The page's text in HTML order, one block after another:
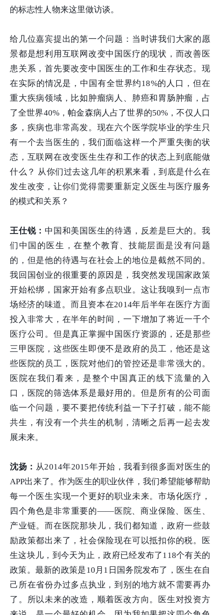
的标志性人物来这里做访谈。
给几位嘉宾提出的第一个问题：当时讲我们大家的愿
景都是想利用互联网改变中国医疗的现状，而改善医
患关系，首先要改变中国医生的工作和生存状态。现
在实际的情况是，中国有全世界约18%的人口，但在
重大疾病领域，比如肿瘤病人、肺癌和胃肠肿瘤，占
了全世界40%，帕金森病人占了世界的50%，不仅人口
多，疾病也非常高发。现在六个医学院毕业的学生只
有一个去当医生的，我们面临这样一个严重失衡的状
态，互联网在改变医生生存和工作的状态上到底能做
什么？ 从你们过去这几年的积累来看，到底是什么在
发生改变，让你们觉得需要重新定义医生与医疗服务
的模式和关系？
王仕锐： 中国和美国医生的待遇，反差是巨大的。我
们中国的医生，在整个教育、技能层面是没有问题
的，但是他的待遇与在社会上的地位是截然不同的。
我回国创业的很重要的原因是，我突然发现国家政策
开始松绑，国家开始有多点职业。这让我嗅到一点市
场经济的味道。而且资本在2014年后半年在医疗方面
投入非常大，在半年的时间，一下增加了将近一千个
医疗公司。但是真正掌握中国医疗资源的，还是那些
三甲医院，这些医生即便不是政府的员工，他还是这
些医院的员工，医院对他们的管控还是非常强大的。
医院在我们看来，是整个中国真正的线下流量的入
口，医院的筛选体系是最好用的。但是所有的公司面
临一个问题，要不要把传统利益一下子打破，能不能
共生，有没有一个共生的机制，清晰之后再一起去发
展未来。
沈扬： 从2014年2015年开始，我看到很多面对医生的
APP出来了。作为医生的职业伙伴，我们希望能够帮助
每一个医生实现一个更好的职业未来。市场化医疗，
四个角色是非常重要的——医院、商业保险、医生、
产业链。而在医院那块儿，我们都知道，政府一些鼓
励政策都出来了，社会保险现在可以抵扣你的税。医
生这块儿，到今天为止，政府已经发布了118个有关的
政策。最新的政策是10月1日国务院发布了，医生在自
己所在省份办过多点执业，到别的地方就不需要再办
了。所以未来的改造，顺着医改方向。医生对投资方